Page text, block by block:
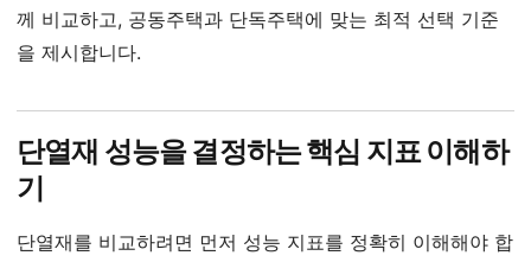
께 비교하고, 공동주택과 단독주택에 맞는 최적 선택 기준
을 제시합니다.
단열재 성능을 결정하는 핵심 지표 이해하
기
단열재를 비교하려면 먼저 성능 지표를 정확히 이해해야 합